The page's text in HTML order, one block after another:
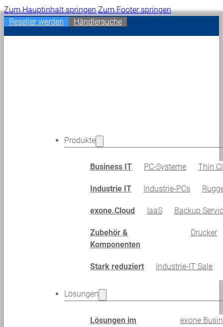
Zum Hauptinhalt springen Zum Footer springen
Reseller werden
Händlersuche
Produkte
Business IT PC-Systeme Thin
Industrie IT Industrie-PCs
exone.Cloud IaaS Backup
Zubehör &
Komponenten
Drucker
Stark reduziert Industrie-IT Sale
Lösungen
Lösungen im
exone